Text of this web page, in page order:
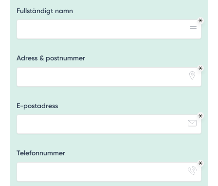
Fullständigt namn
Adress & postnummer
E-postadress
Telefonnummer